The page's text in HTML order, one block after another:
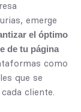
, emerge
el óptimo
de tu página
como
que se
cliente.